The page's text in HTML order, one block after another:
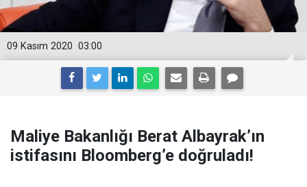
03:00
09 Kasım 2020
Maliye Bakanlığı Berat Albayrak’ın
istifasını Bloomberg’e doğruladı!